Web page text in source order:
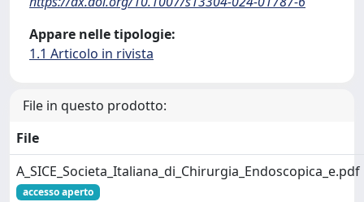
Appare nelle tipologie:
1.1 Articolo in rivista
File in questo prodotto:
File
A_SICE_Societa_Italiana_di_Chirurgia_Endoscopica_e.pdf
accesso aperto